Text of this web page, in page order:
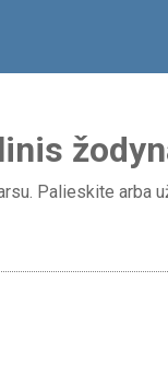
Palieskite